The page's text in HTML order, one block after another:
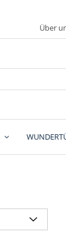
Über